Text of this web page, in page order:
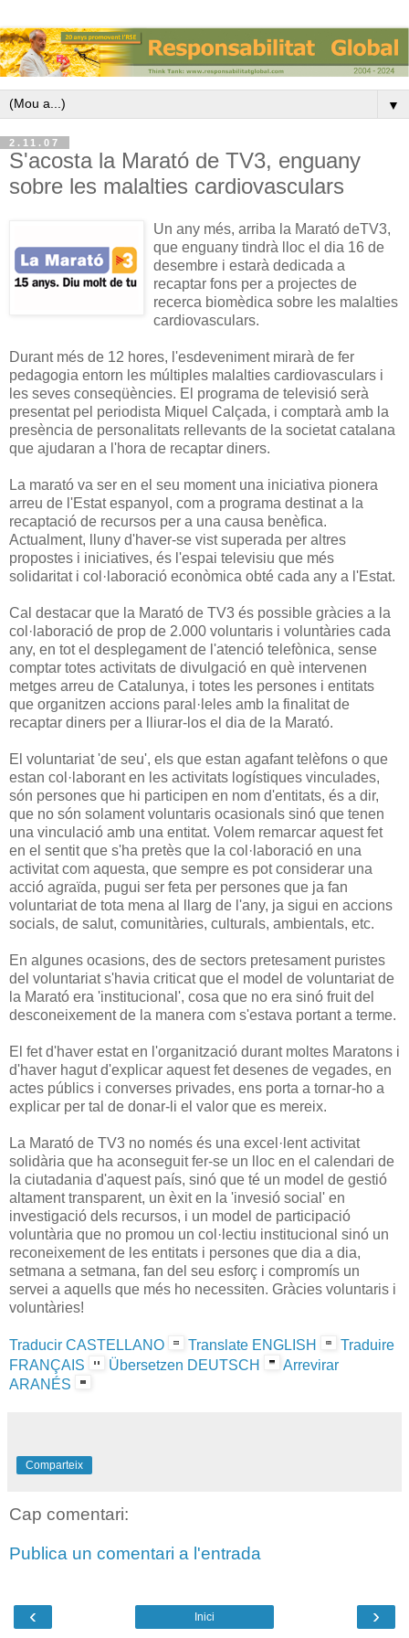
▼
2.11.07
S'acosta la Marató de TV3, enguany
sobre les malalties cardiovasculars
Un any més, arriba la Marató deTV3,
que enguany tindrà lloc el dia 16 de
desembre i estarà dedicada a
recaptar fons per a projectes de
recerca biomèdica sobre les malalties
cardiovasculars.
Durant més de 12 hores, l'esdeveniment mirarà de fer
pedagogia entorn les múltiples malalties cardiovasculars i
les seves conseqüències. El programa de televisió serà
presentat pel periodista Miquel Calçada, i comptarà amb la
presència de personalitats rellevants de la societat catalana
que ajudaran a l'hora de recaptar diners.
La marató va ser en el seu moment una iniciativa pionera
arreu de l'Estat espanyol, com a programa destinat a la
recaptació de recursos per a una causa benèfica.
Actualment, lluny d'haver-se vist superada per altres
propostes i iniciatives, és l'espai televisiu que més
solidaritat i col·laboració econòmica obté cada any a l'Estat.
Cal destacar que la Marató de TV3 és possible gràcies a la
col·laboració de prop de 2.000 voluntaris i voluntàries cada
any, en tot el desplegament de l'atenció telefònica, sense
comptar totes activitats de divulgació en què intervenen
metges arreu de Catalunya, i totes les persones i entitats
que organitzen accions paral·leles amb la finalitat de
recaptar diners per a lliurar-los el dia de la Marató.
El voluntariat 'de seu', els que estan agafant telèfons o que
estan col·laborant en les activitats logístiques vinculades,
són persones que hi participen en nom d'entitats, és a dir,
que no són solament voluntaris ocasionals sinó que tenen
una vinculació amb una entitat. Volem remarcar aquest fet
en el sentit que s'ha pretès que la col·laboració en una
activitat com aquesta, que sempre es pot considerar una
acció agraïda, pugui ser feta per persones que ja fan
voluntariat de tota mena al llarg de l'any, ja sigui en accions
socials, de salut, comunitàries, culturals, ambientals, etc.
En algunes ocasions, des de sectors pretesament puristes
del voluntariat s'havia criticat que el model de voluntariat de
la Marató era 'institucional', cosa que no era sinó fruit del
desconeixement de la manera com s'estava portant a terme.
El fet d'haver estat en l'organització durant moltes Maratons i
d'haver hagut d'explicar aquest fet desenes de vegades, en
actes públics i converses privades, ens porta a tornar-ho a
explicar per tal de donar-li el valor que es mereix.
La Marató de TV3 no només és una excel·lent activitat
solidària que ha aconseguit fer-se un lloc en el calendari de
la ciutadania d'aquest país, sinó que té un model de gestió
altament transparent, un èxit en la 'invesió social' en
investigació dels recursos, i un model de participació
voluntària que no promou un col·lectiu institucional sinó un
reconeixement de les entitats i persones que dia a dia,
setmana a setmana, fan del seu esforç i compromís un
servei a aquells que més ho necessiten. Gràcies voluntaris i
voluntàries!
Traducir CASTELLANO Translate ENGLISH
Traduire
FRANÇAIS
Übersetzen DEUTSCH
Arrevirar
ARANÉS
Comparteix
Cap comentari:
Publica un comentari a l'entrada
‹ ›
Inici